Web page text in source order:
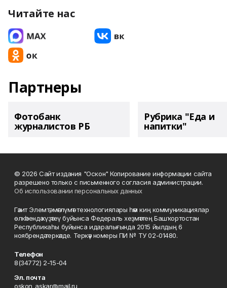
Читайте нас
Партнеры
Фотобанк
журналистов РБ
Рубрика "Еда и
напитки"
© 2026 Сайт издания "Оскон" Копирование информации сайта
разрешено только с письменного согласия администрации.
Об использовании персональных данных
Гәзит Элемтә, мәғлүмәт технологиялары һәм киң коммуникациялар
өлкәһендә күҙәтеү буйынса Федераль хеҙмәттең Башҡортостан
Республикаһы буйынса идаралығында 2015 йылдың 6
ноябрендә теркәлде. Теркәү номеры ПИ № ТУ 02-01480.
Телефон
8(34772) 2-15-04
Эл. почта
oskon_askar@mail.ru